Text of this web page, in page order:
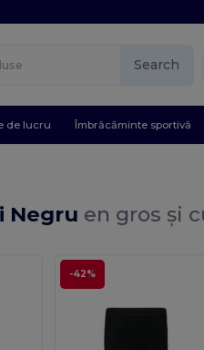
Search
de lucru Îmbrăcăminte sportivă
Negru en gros și
-42%